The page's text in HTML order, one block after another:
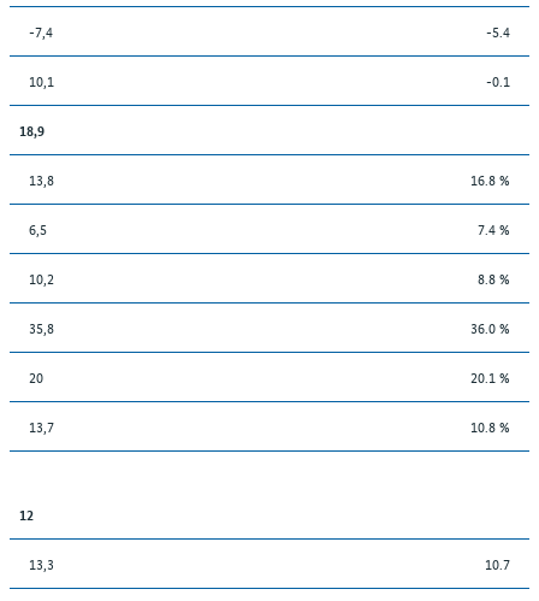
-7,4 -5.4
10,1 -0.1
18,9
13,8 16.8 %
6,5 7.4 %
10,2 8.8 %
35,8 36.0 %
20 20.1 %
13,7 10.8 %
12
13,3 10.7